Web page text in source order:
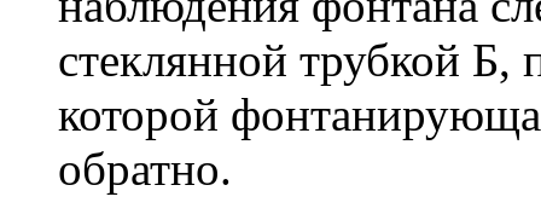
стеклянной трубкой Б,
которой
обратно.